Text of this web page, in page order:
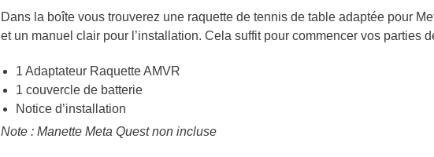
Dans la boîte vous trouverez une raquette de tennis de table adaptée pour
et un manuel clair pour l’installation. Cela suffit pour commencer vos parties
1 Adaptateur Raquette AMVR
1 couvercle de batterie
Notice d’installation
Note : Manette Meta Quest non incluse